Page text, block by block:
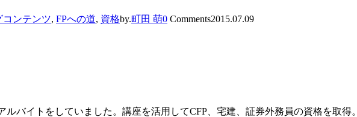
コンテンツ, FPへの道, 資格by.町田 萌0 Comments2015.07.09
バイトをしていました。講座を活用してCFP、宅建、証券外務員の資格を取得。